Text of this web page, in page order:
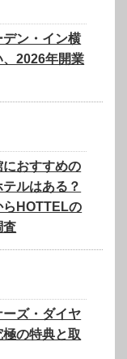
デン・イン横
2026年開業
おすすめの
ルはある？
らHOTTELの
査
ーズ・ダイヤ
の特典と取